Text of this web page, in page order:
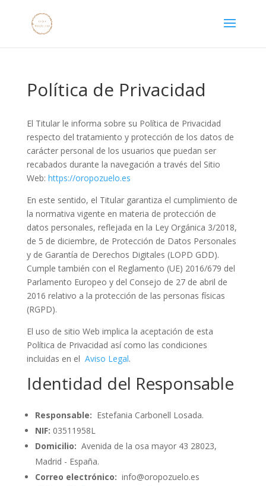
Política de Privacidad
El Titular le informa sobre su Política de Privacidad
respecto del tratamiento y protección de los datos de
carácter personal de los usuarios que puedan ser
recabados durante la navegación a través del Sitio
Web: https://oropozuelo.es
En este sentido, el Titular garantiza el cumplimiento de
la normativa vigente en materia de protección de
datos personales, reflejada en la Ley Orgánica 3/2018,
de 5 de diciembre, de Protección de Datos Personales
y de Garantía de Derechos Digitales (LOPD GDD).
Cumple también con el Reglamento (UE) 2016/679 del
Parlamento Europeo y del Consejo de 27 de abril de
2016 relativo a la protección de las personas físicas
(RGPD).
El uso de sitio Web implica la aceptación de esta
Política de Privacidad así como las condiciones
incluidas en el Aviso Legal.
Identidad del Responsable
Responsable: Estefania Carbonell Losada.
NIF: 03511958L
Domicilio: Avenida de la osa mayor 43 28023,
Madrid - España.
Correo electrónico: info@oropozuelo.es